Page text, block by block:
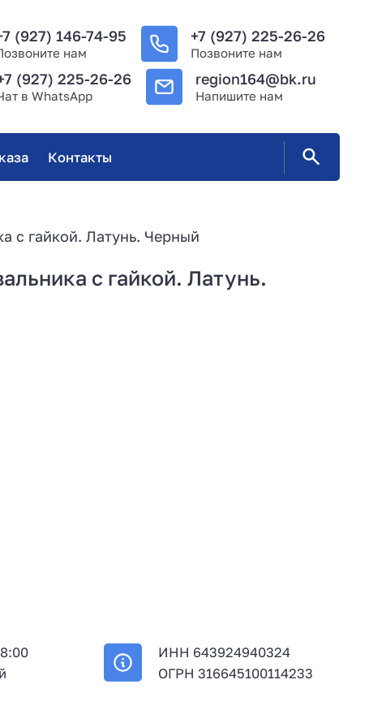
(927) 146-74-95
нам
+7 (927) 225-26-26
Позвоните нам
(927) 225-26-26
в WhatsApp
region164@bk.ru
Напишите нам
Контакты
с гайкой. Латунь. Черный
с гайкой. Латунь.
ИНН 643924940324
ОГРН 316645100114233